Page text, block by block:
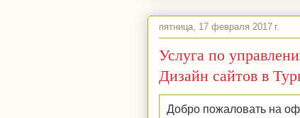
пятница, 17 февраля 2017 г.
Услуга по
Дизайн сайтов в
Добро пожаловать на